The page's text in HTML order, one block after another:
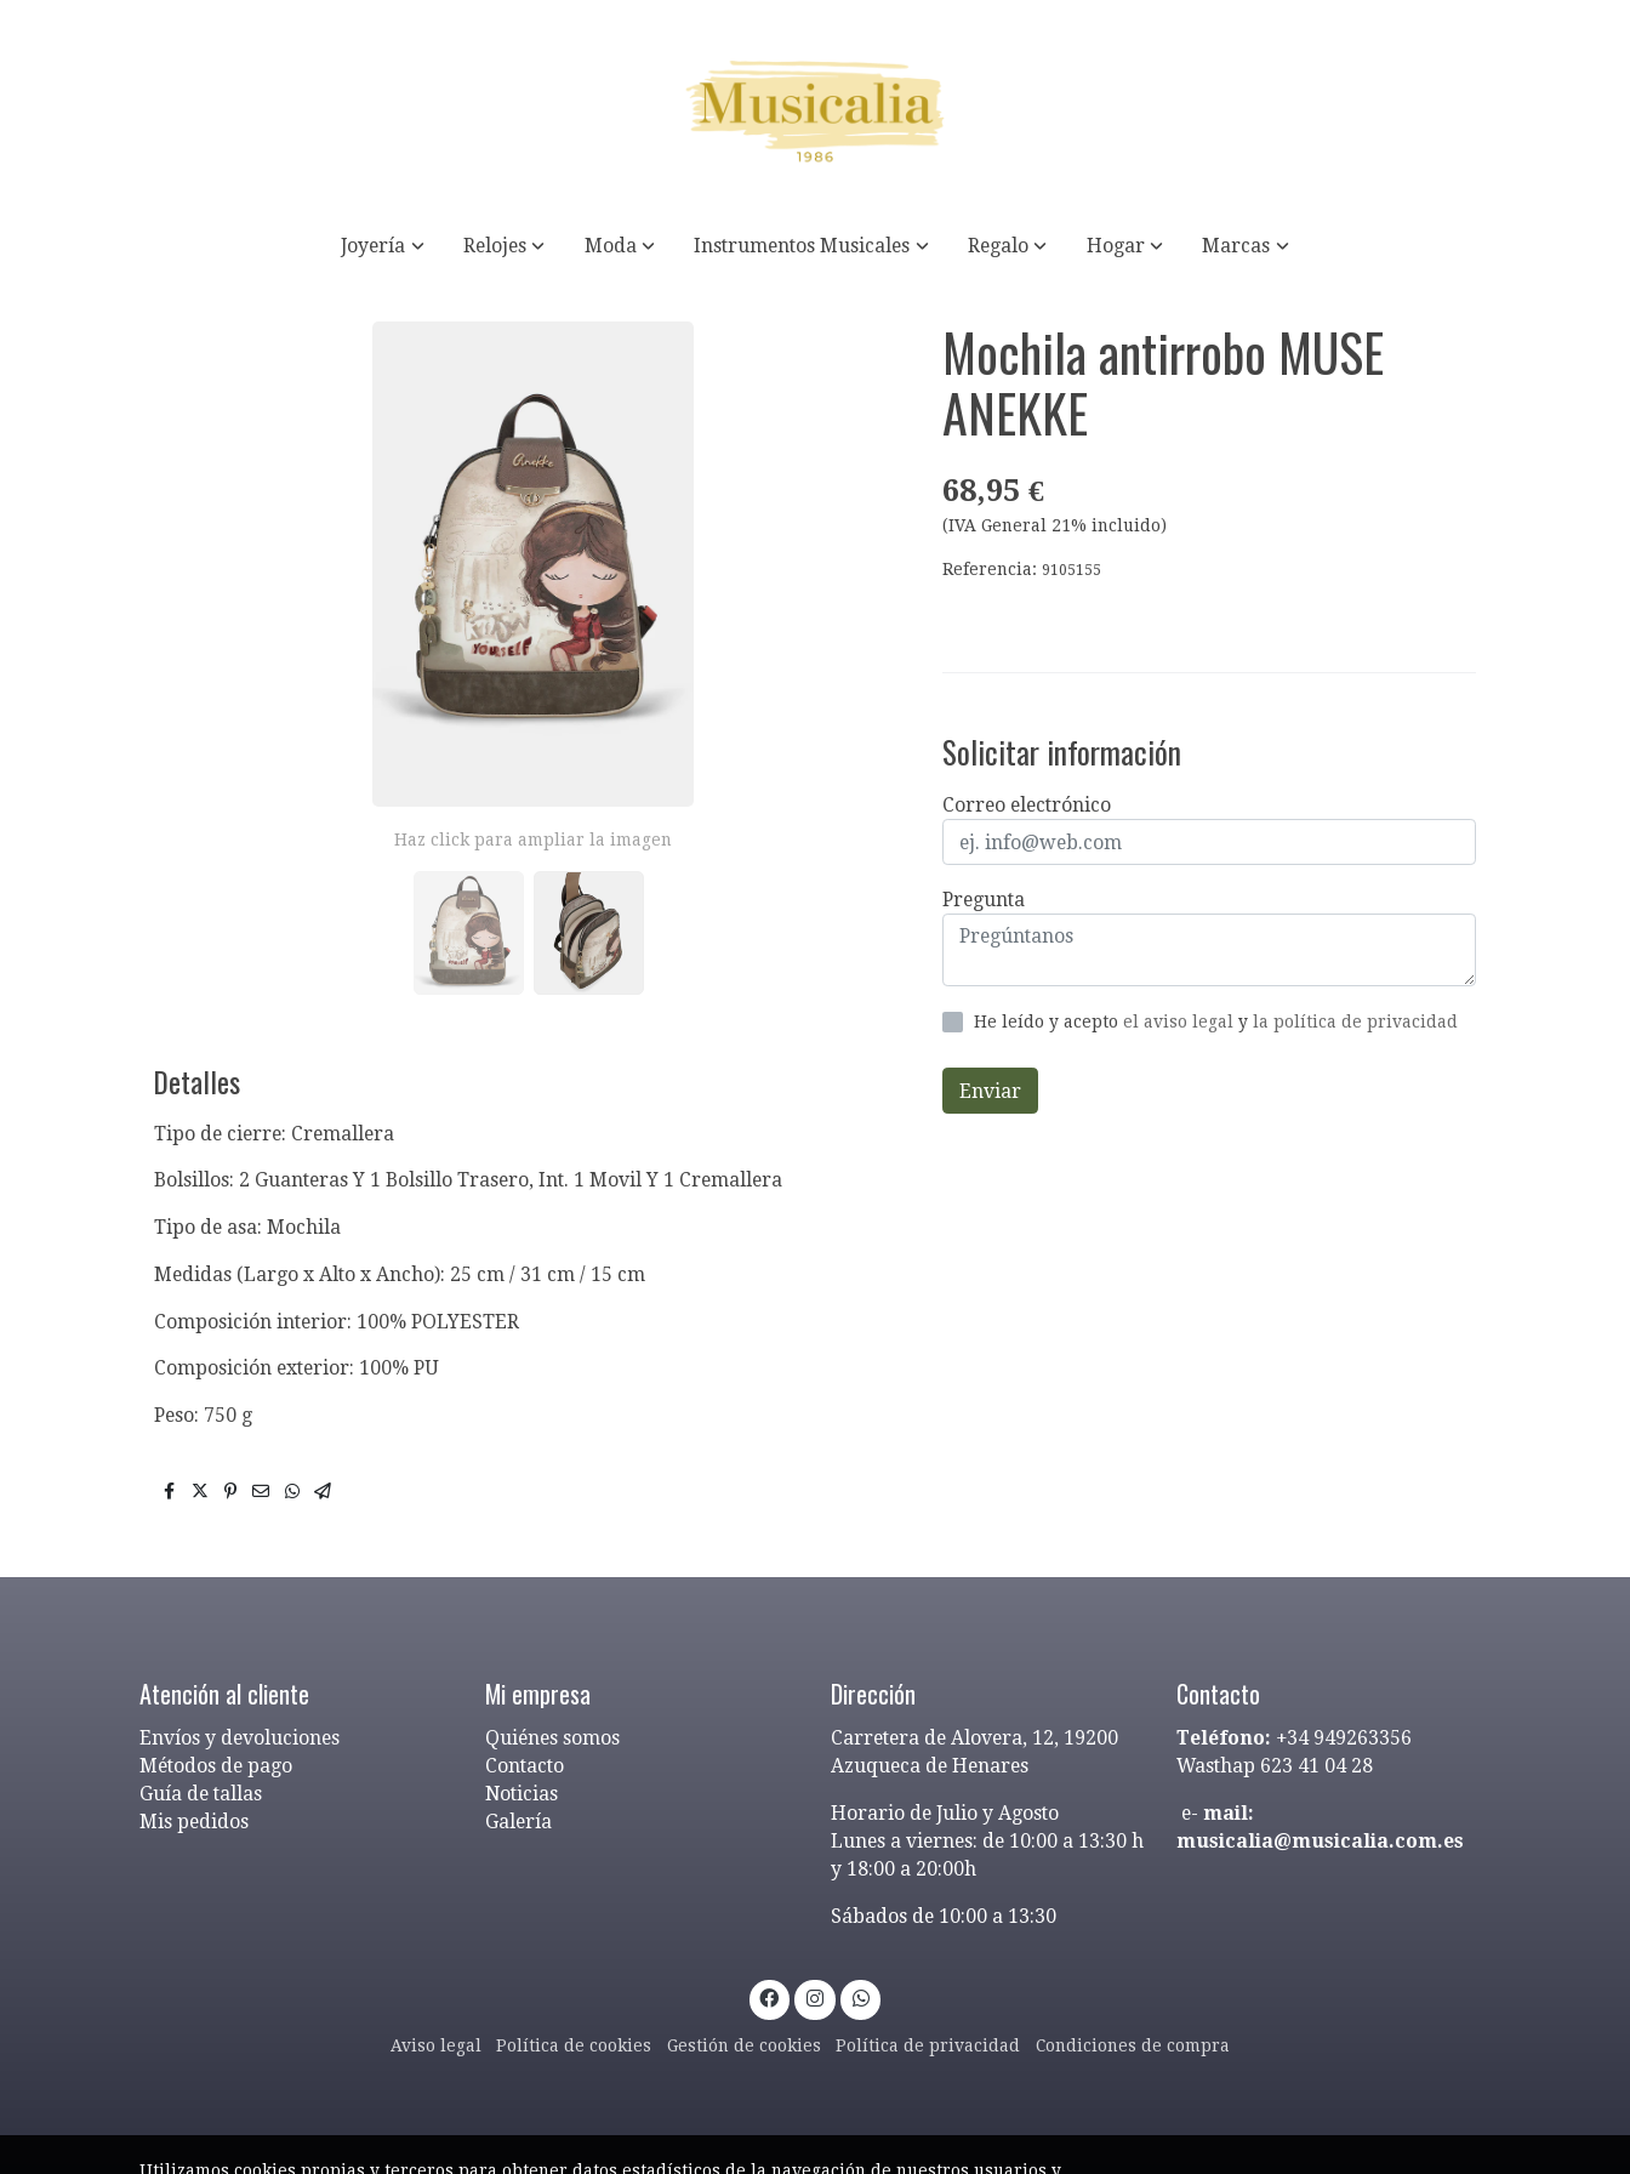
Joyería Relojes Moda Instrumentos Musicales Regalo Hogar Marcas
Mochila antirrobo MUSE ANEKKE
Haz click para ampliar la imagen
Detalles
Tipo de cierre: Cremallera
Bolsillos: 2 Guanteras Y 1 Bolsillo Trasero, Int. 1 Movil Y 1 Cremallera
Tipo de asa: Mochila
Medidas (Largo x Alto x Ancho): 25 cm / 31 cm / 15 cm
Composición interior: 100% POLYESTER
Composición exterior: 100% PU
Peso: 750 g
Mochila antirrobo MUSE
ANEKKE
68,95 €
(IVA General 21% incluido)
Referencia:9105155
Solicitar información
Correo electrónico
Pregunta
He leído y acepto el aviso legal y la política de privacidad
Enviar
Atención al cliente
Envíos y devoluciones
Métodos de pago
Guía de tallas
Mis pedidos
Mi empresa
Quiénes somos
Contacto
Noticias
Galería
Dirección
Carretera de Alovera, 12, 19200
Azuqueca de Henares
Horario de Julio y Agosto
Lunes a viernes: de 10:00 a 13:30 h
y 18:00 a 20:00h
Sábados de 10:00 a 13:30
Contacto
Teléfono: +34 949263356
Wasthap 623 41 04 28
e- mail:
musicalia@musicalia.com.es
Aviso legal Política de cookies Gestión de cookies Política de privacidad Condiciones de compra